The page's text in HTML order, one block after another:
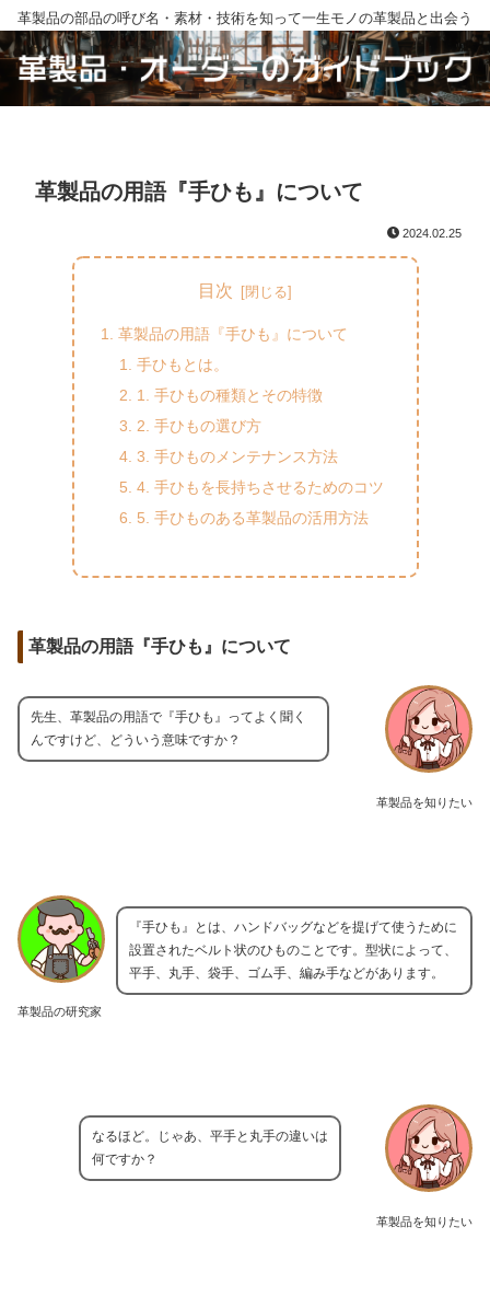
革製品の部品の呼び名・素材・技術を知って一生モノの革製品と出会う
革製品の用語『手ひも』について
2024.02.25
目次
革製品の用語『手ひも』について
手ひもとは。
1. 手ひもの種類とその特徴
2. 手ひもの選び方
3. 手ひものメンテナンス方法
4. 手ひもを長持ちさせるためのコツ
5. 手ひものある革製品の活用方法
革製品の用語『手ひも』について
革製品を知りたい
先生、革製品の用語で『手ひも』ってよく聞く
んですけど、どういう意味ですか？
革製品の研究家
『手ひも』とは、ハンドバッグなどを提げて使うために
設置されたベルト状のひものことです。型状によって、
平手、丸手、袋手、ゴム手、編み手などがあります。
革製品を知りたい
なるほど。じゃあ、平手と丸手の違いは
何ですか？